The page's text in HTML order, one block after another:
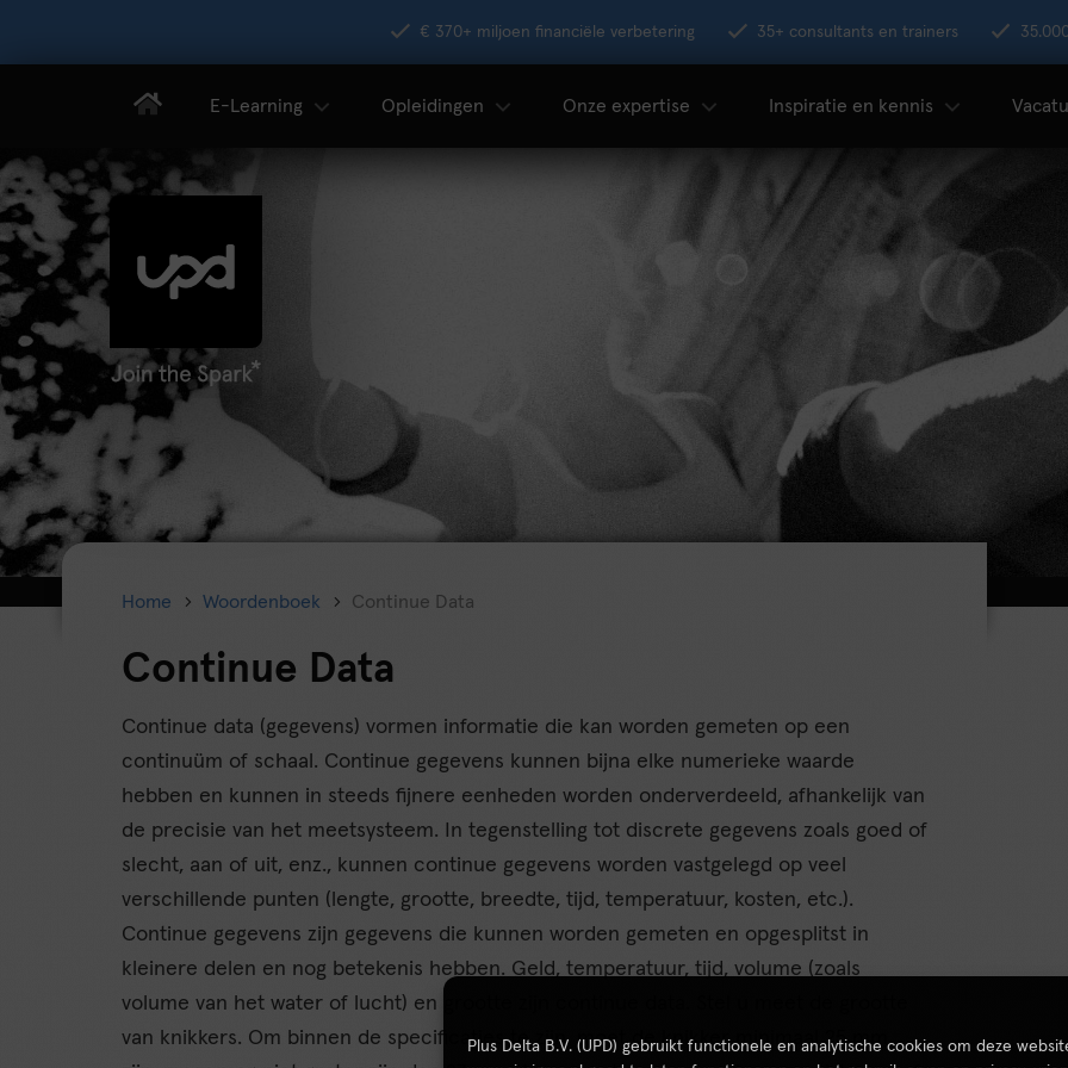
Plus Delta B.V. (UPD) gebruikt functionele en analytische cookies om deze
€ 370+ miljoen financiële verbetering 35+ consultants en trainers
E-Learning Opleidingen Onze expertise Inspiratie en kennis
Home Woordenboek Continue Data
Continue Data
Continue data (gegevens) vormen informatie die kan worden gemeten op een
continuüm of schaal. Continue gegevens kunnen bijna elke numerieke waarde
hebben en kunnen in steeds fijnere eenheden worden onderverdeeld, afhankelijk van
de precisie van het meetsysteem. In tegenstelling tot discrete gegevens zoals goed of
slecht, aan of uit, enz., kunnen continue gegevens worden vastgelegd op veel
verschillende punten (lengte, grootte, breedte, tijd, temperatuur, kosten, etc.).
Continue gegevens zijn gegevens die kunnen worden gemeten en opgesplitst in
kleinere delen en nog betekenis hebben. Geld, temperatuur, tijd, volume (zoals
volume van het water of lucht) en grootte zijn continue data. Stel u meet de grootte
van knikkers. Om binnen de specificaties te zijn, moet de knikker minimaal 25 mm